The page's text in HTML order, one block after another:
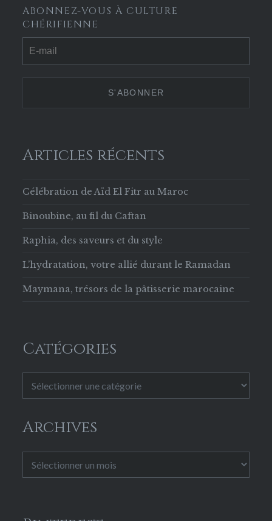
profil
de
Culture-
Chérifienne-
629853133756169
profil
de
culture_cherif
Twitter
profil
de
culture.cherifienne
Instagram
profil
culturecherif
Pinterest
ABONNEZ-VOUS À CULTURE
CHÉRIFIENNE
Articles récents
Célébration de Aïd El Fitr au Maroc
Binoubine, au fil du Caftan
Raphia, des saveurs et du style
L’hydratation, votre allié durant le Ramadan
Maymana, trésors de la pâtisserie marocaine
Catégories
Archives